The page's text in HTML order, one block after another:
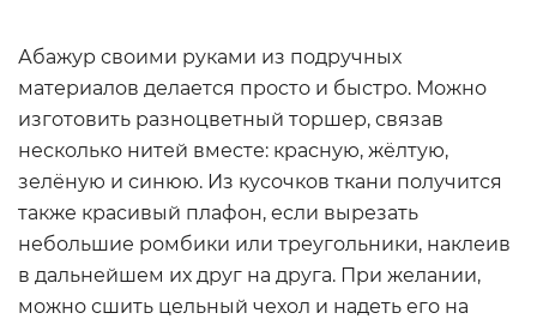
Абажур своими руками из подручных
материалов делается просто и быстро. Можно
изготовить разноцветный торшер, связав
несколько нитей вместе: красную, жёлтую,
зелёную и синюю. Из кусочков ткани получится
также красивый плафон, если вырезать
небольшие ромбики или треугольники, наклеив
в дальнейшем их друг на друга. При желании,
можно сшить цельный чехол и надеть его на